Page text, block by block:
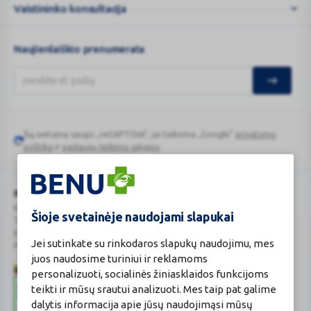
Šioje svetainėje naudojami slapukai
Jei sutinkate su rinkodaros slapukų naudojimu, mes
juos naudosime turiniui ir reklamoms
personalizuoti, socialinės žiniasklaidos funkcijoms
teikti ir mūsų srautui analizuoti. Mes taip pat galime
dalytis informacija apie jūsų naudojimąsi mūsų
Vaistininko konsultacija
Naujienlaiškio prenumerata
Google
Šią svetainę saugo „reCAPTCHA“, jai taikoma „Google“
privatumo
politika
paslaugų teikimo sąlygos
BENU Vaistinė Lietuva, UAB
Kauno r. sav., Karmėlavos sen., Ramučių k., Gamybos g. 4
Tel. +370 37 225 522
Maisto tvarkymo subjektų registro numeris: 190004257